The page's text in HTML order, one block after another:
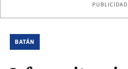
PUBLICIDAD
BATÁN